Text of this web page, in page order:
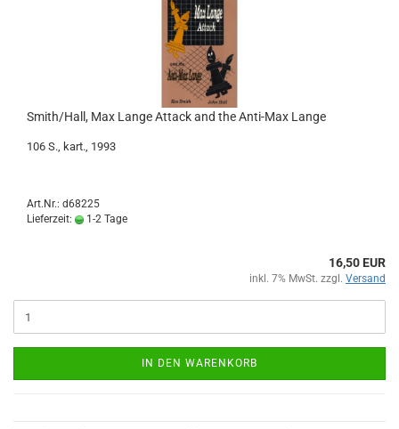
Smith/Hall, Max Lange Attack and the Anti-Max Lange
106 S., kart., 1993
Art.Nr.: d68225
Lieferzeit:
1-2 Tage
16,50 EUR
inkl. 7% MwSt. zzgl. Versand
IN DEN WARENKORB